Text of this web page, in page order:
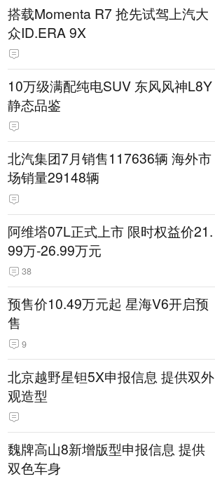
搭载Momenta R7 抢先试驾上汽大
众ID.ERA 9X
10万级满配纯电SUV 东风风神L8Y
静态品鉴
北汽集团7月销售117636辆 海外市
场销量29148辆
阿维塔07L正式上市 限时权益价21.
99万-26.99万元
38
预售价10.49万元起 星海V6开启预
售
9
北京越野星钽5X申报信息 提供双外
观造型
魏牌高山8新增版型申报信息 提供
双色车身